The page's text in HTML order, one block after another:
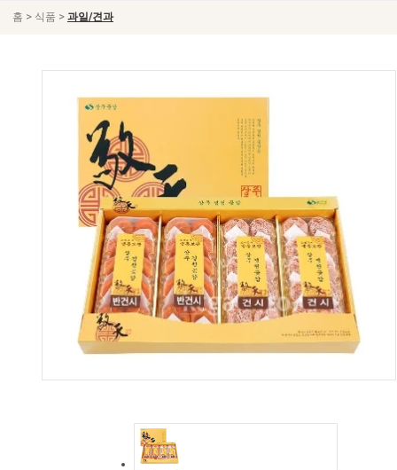
홈 > 식품 > 과일/견과